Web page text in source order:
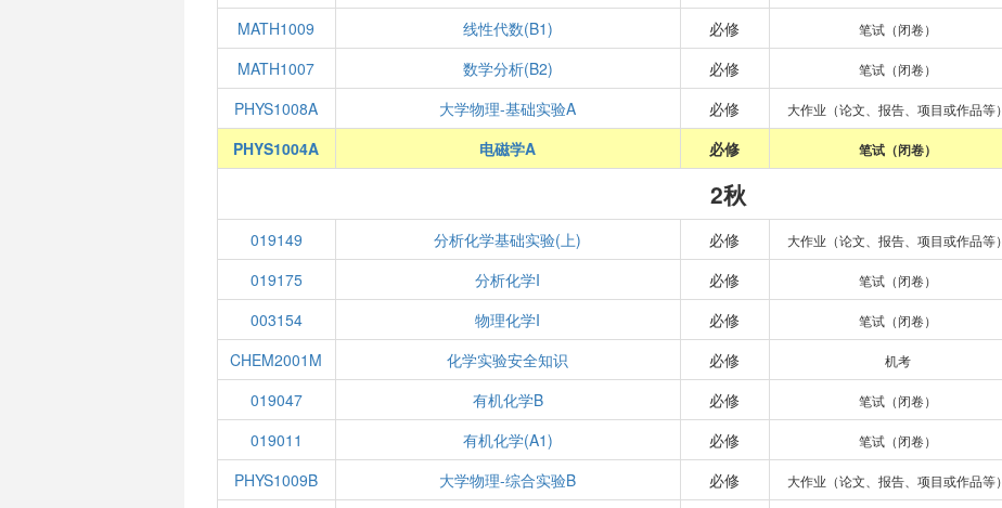
MATH1009
线性代数(B1) 必修 笔试（闭卷）
MATH1007
数学分析(B2) 必修 笔试（闭卷）
PHYS1008A
大学物理-基础实验A 必修 大作业（论文、报告、项目或作品等）
PHYS1004A
电磁学A 必修 笔试（闭卷）
2秋
019149 分析化学基础实验(上) 必修 大作业（论文、报告、项目或作品等）
019175
分析化学I 必修 笔试（闭卷）
003154
物理化学I 必修 笔试（闭卷）
CHEM2001M
化学实验安全知识 必修 机考
019047
有机化学B 必修 笔试（闭卷）
019011
有机化学(A1) 必修 笔试（闭卷）
PHYS1009B
大学物理-综合实验B 必修 大作业（论文、报告、项目或作品等）